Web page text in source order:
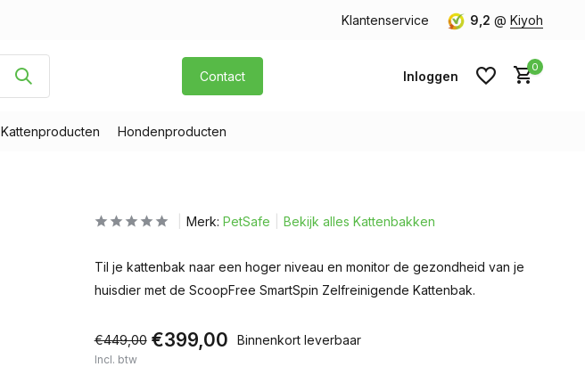
Klantenservice 9,2 @ Kiyoh
Contact Inloggen
0
Kattenproducten Hondenproducten
Merk: PetSafe Bekijk alles Kattenbakken
Til je kattenbak naar een hoger niveau en monitor de gezondheid van je
huisdier met de ScoopFree SmartSpin Zelfreinigende Kattenbak.
€449,00 €399,00 Binnenkort leverbaar
Incl. btw